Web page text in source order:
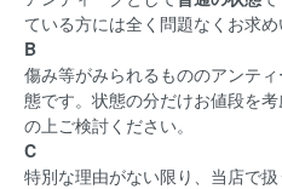
ている方には全く問題なくお求め
B
傷み等がみられるもののアンテ
態です。状態の分だけお値段を
の上ご検討ください。
C
特別な理由がない限り、当店で扱